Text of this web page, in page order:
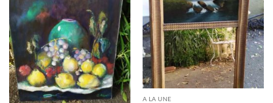
RUPTURE DE STOCK
A LA UNE